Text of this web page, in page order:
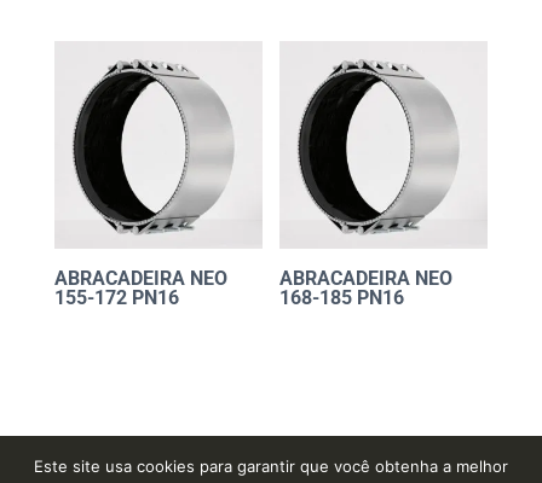
ABRACADEIRA NEO
155-172 PN16
ABRACADEIRA NEO
168-185 PN16
Este site usa cookies para garantir que você obtenha a melhor